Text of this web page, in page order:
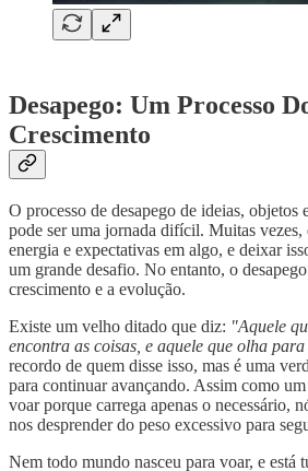
Desapego: Um Processo
Crescimento
O processo de desapego de ideias, objetos
pode ser uma jornada difícil. Muitas vezes,
energia e expectativas em algo, e deixar
um grande desafio. No entanto, o
crescimento e a evolução.
Existe um velho ditado que diz: "Aquele
encontra as coisas, e aquele que olha
recordo de quem disse isso, mas é uma
para continuar avançando. Assim como um
voar porque carrega apenas o necessário,
nos desprender do peso excessivo para
Nem todo mundo nasceu para voar, e está